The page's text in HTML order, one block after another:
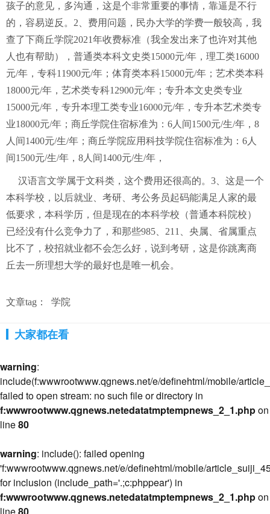
孩子的意见，多沟通，这是个非常重要的事情，靠逼是不行
的，容易逆反。2、费用问题，民办大学的学费一般较高，我
查了下商丘学院2021年收费标准（我全发出来了也许对其他
人也有帮助），普通类本科文史类15000元/年，理工类16000
元/年，专科11900元/年；体育类本科15000元/年；艺术类本科
18000元/年，艺术类专科12900元/年；专升本文史类专业
15000元/年，专升本理工类专业16000元/年，专升本艺术类专
业18000元/年；商丘学院住宿标准为：6人间1500元/生/年，8
人间1400元/生/年；商丘学院应用科技学院住宿标准为：6人
间1500元/生/年，8人间1400元/生/年，
汉语言文学属于文科类，这个费用还很高的。3、这是一个
本科学校，以后就业、考研、考公务员起码能满足人家的最
低要求，本科学历，但是现在的本科学校（普通本科院校）
已经没有什么竞争力了，和那些985、211、央属、省属重点
比不了，校招就业都不会怎么好，说到考研，这是你跳离商
丘去一所理想大学的最好也是唯一机会。
文章tag： 学院
大家都在看
warning:
include(f:wwwrootwww.qgnews.net/e/definehtml/mobile/
failed to open stream: no such file or directory in
f:wwwrootwww.qgnews.netedatatmptempnews_2_1.phpon
line80
warning: include(): failed opening
'f:wwwrootwww.qgnews.net/e/definehtml/mobile/
for inclusion (include_path='.;c:phppear') in
f:wwwrootwww.qgnews.netedatatmptempnews_2_1.phpon